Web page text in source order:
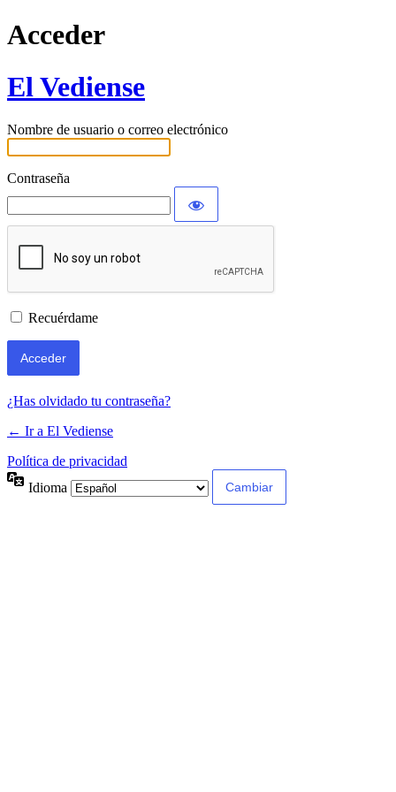
Acceder
El Vediense
Nombre de usuario o correo electrónico
Contraseña
Recuérdame
¿Has olvidado tu contraseña?
← Ir a El Vediense
Política de privacidad
Idioma